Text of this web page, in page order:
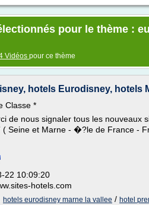
pour le thème :
Vidéos pour ce thème
hotels Eurodisney, hotels
Classe *
de nous signaler tous les nouveaux
( Seine et Marne - �?le de France -
22 10:09:20
hotels.com
hotels eurodisney marne la vallee / hotel